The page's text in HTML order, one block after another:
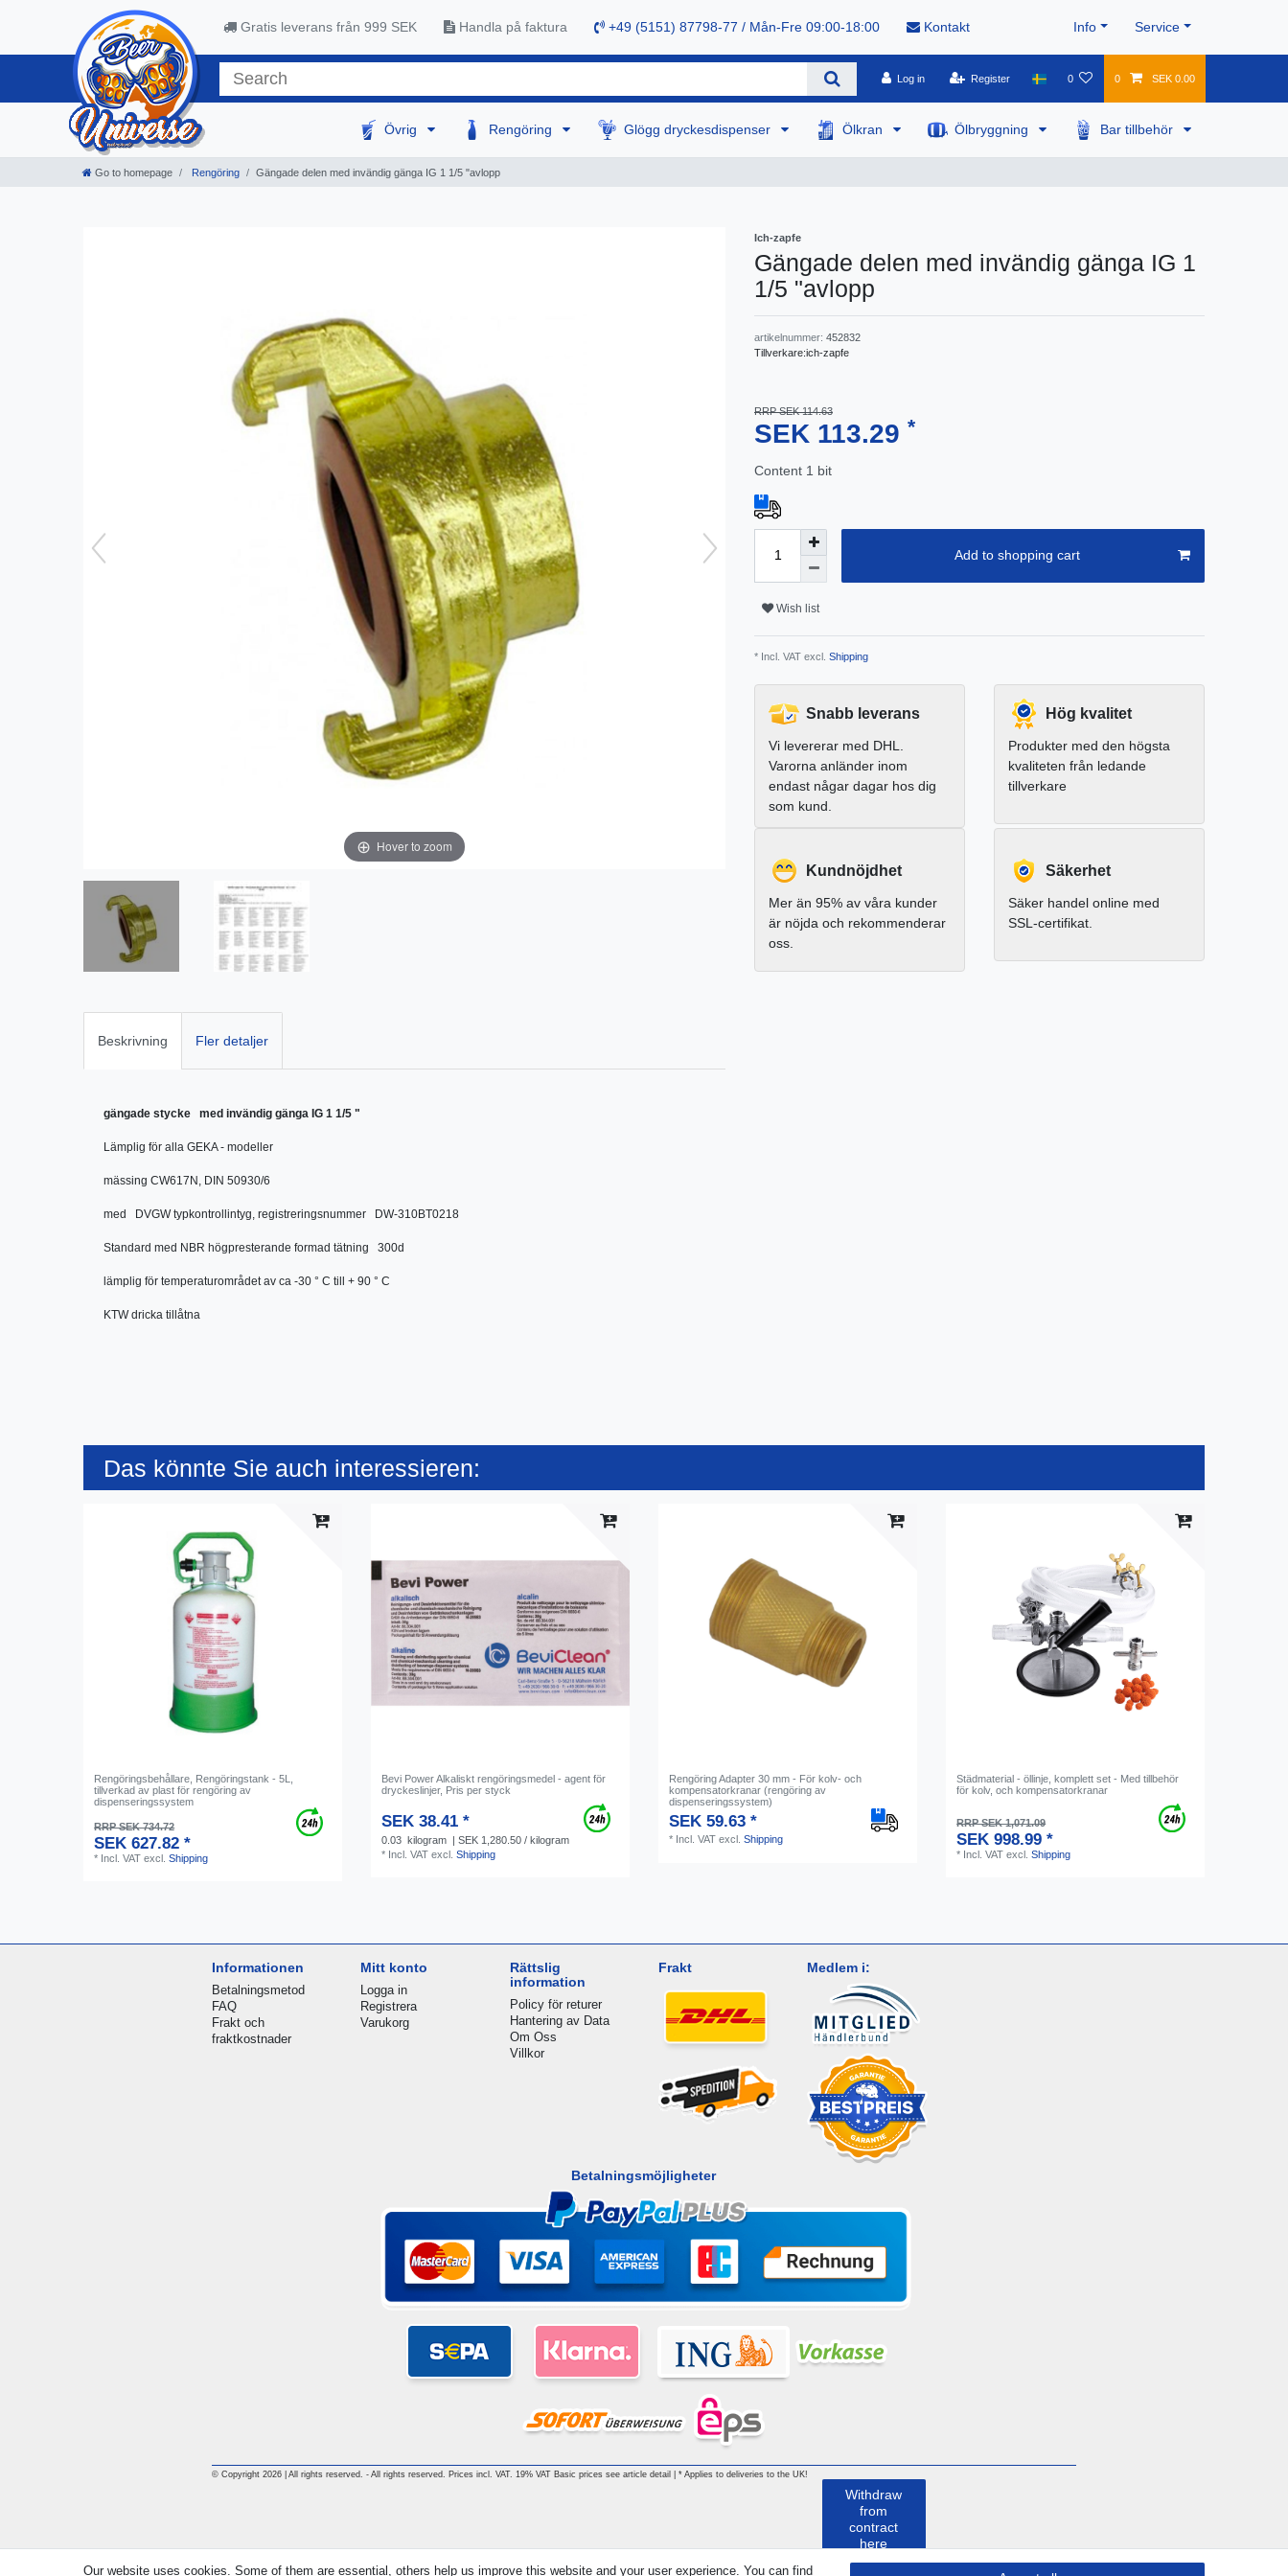
Gratis leverans från 999 SEK Handla på faktura +49 (5151) 87798-77 / Mån-Fre 09:00-18:00 Kontakt Info Service
Log in Register 0 0 SEK 0.00
Övrig Rengöring Glögg dryckesdispenser Ölkran Ölbryggning Bar tillbehör
Go to homepage Rengöring Gängade delen med invändig gänga IG 1 1/5 "avlopp
Hover to zoom
Beskrivning Fler detaljer
gängade stycke med invändig gänga IG 1 1/5 "
Lämplig för alla GEKA - modeller
mässing CW617N, DIN 50930/6
med DVGW typkontrollintyg, registreringsnummer DW-310BT0218
Standard med NBR högpresterande formad tätning 300d
lämplig för temperaturområdet av ca -30 ° C till + 90 ° C
KTW dricka tillåtna
Ich-zapfe
Gängade delen med invändig gänga IG 1
1/5 "avlopp
artikelnummer: 452832
Tillverkare:ich-zapfe
RRP SEK 114.63
SEK 113.29 *
Content 1 bit
Add to shopping cart
Wish list
* Incl. VAT excl. Shipping
Snabb leverans
Vi levererar med DHL.
Varorna anländer inom
endast någar dagar hos dig
som kund.
Hög kvalitet
Produkter med den högsta
kvaliteten från ledande
tillverkare
Kundnöjdhet
Mer än 95% av våra kunder
är nöjda och rekommenderar
oss.
Säkerhet
Säker handel online med
SSL-certifikat.
Das könnte Sie auch interessieren:
Rengöringsbehållare, Rengöringstank - 5L,
tillverkad av plast för rengöring av
dispenseringssystem
RRP SEK 734.72
SEK 627.82 *
* Incl. VAT excl.Shipping
Bevi Power Alkaliskt rengöringsmedel - agent för
dryckeslinjer, Pris per styck
SEK 38.41 *
0.03 kilogram | SEK 1,280.50 / kilogram
* Incl. VAT excl.Shipping
Rengöring Adapter 30 mm - För kolv- och
kompensatorkranar (rengöring av
dispenseringssystem)
SEK 59.63 *
* Incl. VAT excl.Shipping
Städmaterial - öllinje, komplett set - Med tillbehör
för kolv, och kompensatorkranar
RRP SEK 1,071.09
SEK 998.99 *
* Incl. VAT excl.Shipping
Informationen
Betalningsmetod
FAQ
Frakt och
fraktkostnader
Mitt konto
Logga in
Registrera
Varukorg
Rättslig
information
Policy för returer
Hantering av Data
Om Oss
Villkor
Frakt Medlem i:
Betalningsmöjligheter
© Copyright 2026 | All rights reserved. - All rights reserved. Prices incl. VAT. 19% VAT Basic prices see article detail | * Applies to deliveries to the UK!
Our website uses cookies. Some of them are essential, others help us improve this website and your user experience. You can find
Withdraw
from
contract
here